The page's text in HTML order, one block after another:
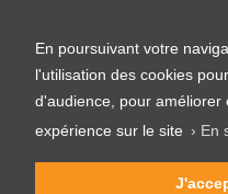
En poursuivant votre
l'utilisation des cookies
d'audience, pour améliorer
expérience sur le site › En